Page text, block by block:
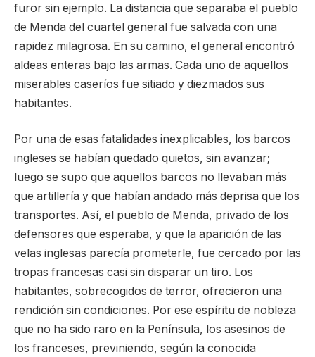
furor sin ejemplo. La distancia que separaba el pueblo
de Menda del cuartel general fue salvada con una
rapidez milagrosa. En su camino, el general encontró
aldeas enteras bajo las armas. Cada uno de aquellos
miserables caseríos fue sitiado y diezmados sus
habitantes.
Por una de esas fatalidades inexplicables, los barcos
ingleses se habían quedado quietos, sin avanzar;
luego se supo que aquellos barcos no llevaban más
que artillería y que habían andado más deprisa que los
transportes. Así, el pueblo de Menda, privado de los
defensores que esperaba, y que la aparición de las
velas inglesas parecía prometerle, fue cercado por las
tropas francesas casi sin disparar un tiro. Los
habitantes, sobrecogidos de terror, ofrecieron una
rendición sin condiciones. Por ese espíritu de nobleza
que no ha sido raro en la Península, los asesinos de
los franceses, previniendo, según la conocida